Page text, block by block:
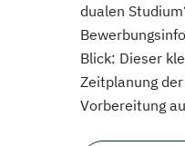
dualen
Blick: Dieser
Zeitplanung
Vorbereitung